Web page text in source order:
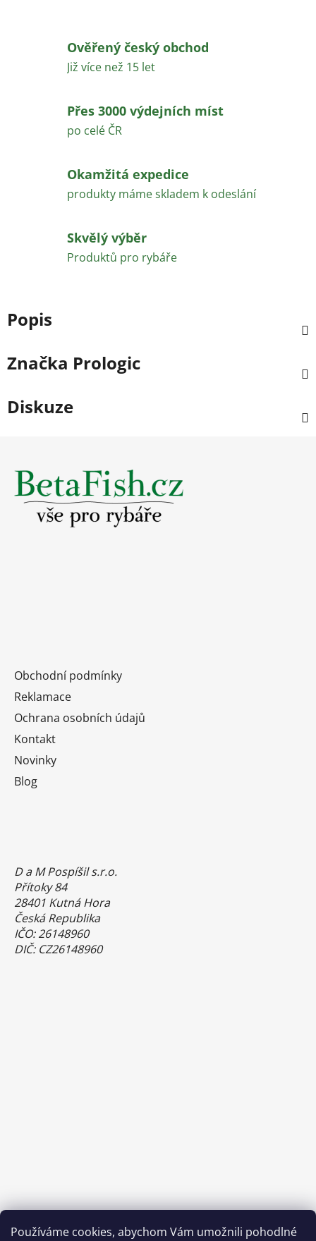
Používáme cookies, abychom Vám umožnili pohodlné
Ověřený český obchod
Již více než 15 let
Přes 3000 výdejních míst
po celé ČR
Okamžitá expedice
produkty máme skladem k odeslání
Skvělý výběr
Produktů pro rybáře
Popis
Značka Prologic
Diskuze
Obchodní podmínky
Reklamace
Ochrana osobních údajů
Kontakt
Novinky
Blog
D a M Pospíšil s.r.o.
Přítoky 84
28401 Kutná Hora
Česká Republika
IČO: 26148960
DIČ: CZ26148960